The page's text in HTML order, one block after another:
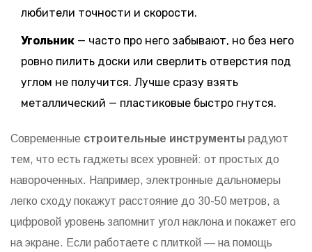
любители точности и скорости.
Угольник — часто про него забывают, но без него
ровно пилить доски или сверлить отверстия под
углом не получится. Лучше сразу взять
металлический — пластиковые быстро гнутся.
Современные строительные инструменты радуют
тем, что есть гаджеты всех уровней: от простых до
навороченных. Например, электронные дальномеры
легко сходу покажут расстояние до 30-50 метров, а
цифровой уровень запомнит угол наклона и покажет его
на экране. Если работаете с плиткой — на помощь